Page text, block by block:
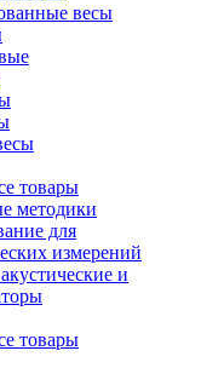
весы
товары
методики
для
измерений
и
товары